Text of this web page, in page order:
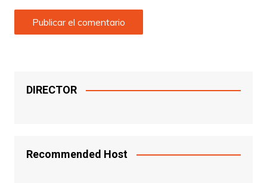
DIRECTOR
Recommended Host